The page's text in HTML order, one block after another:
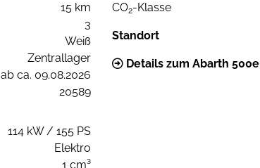
15 km
3
Weiß
Zentrallager
ab ca. 09.08.2026
20589
114 kW / 155 PS
Elektro
1 cm³
CO2-Klasse
Standort
Details zum Abarth